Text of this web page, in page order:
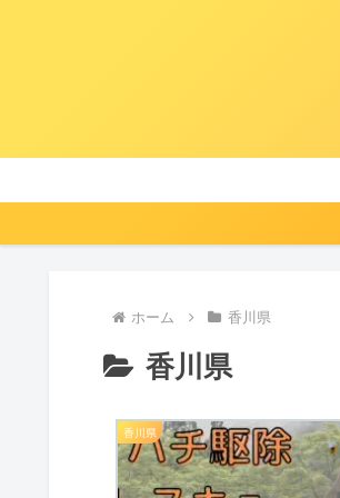
ホーム 香川県
香川県
香川県